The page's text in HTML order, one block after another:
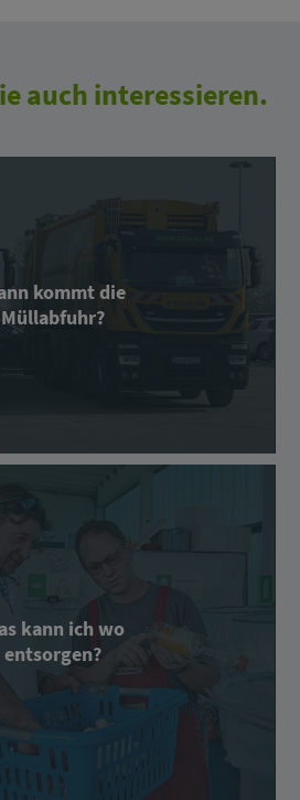
auch interessieren.
kommt die
Müllabfuhr?
kann ich wo
entsorgen?